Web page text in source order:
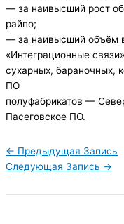
— за наивысший рост
райпо;
— за наивысший объём
«Интеграционные
сухарных, бараночных,
ПО
полуфабрикатов —
Пасеговское ПО.
← Предыдущая Запись
Следующая Запись →